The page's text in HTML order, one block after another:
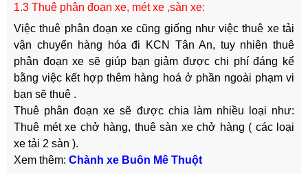
1.3 Thuê phân đoạn xe, mét xe ,sàn xe:
Việc thuê phân đoạn xe cũng giống như việc thuê xe tải
vận chuyển hàng hóa đi KCN Tân An, tuy nhiên thuê
phân đoạn xe sẽ giúp bạn giảm được chi phí đáng kể
bằng việc kết hợp thêm hàng hoá ở phần ngoài phạm vi
bạn sẽ thuê .
Thuê phân đoạn xe sẽ được chia làm nhiều loại như:
Thuê mét xe chở hàng, thuê sàn xe chở hàng ( các loại
xe tải 2 sàn ).
Xem thêm: Chành xe Buôn Mê Thuột